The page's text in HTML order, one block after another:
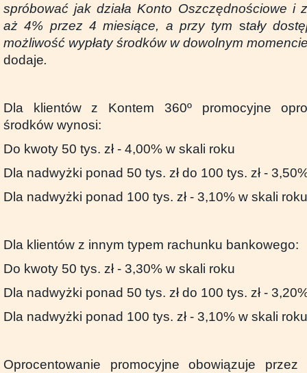
spróbować jak działa Konto Oszczędnościowe i
aż 4% przez 4 miesiące, a przy tym stały
możliwość wypłaty środków w dowolnym
dodaje.
Dla klientów z Kontem 360º promocyjne
środków wynosi:
Do kwoty 50 tys. zł - 4,00% w skali roku
Dla nadwyżki ponad 50 tys. zł do 100 tys. zł -
Dla nadwyżki ponad 100 tys. zł - 3,10% w skali roku
Dla klientów z innym typem rachunku bankowego:
Do kwoty 50 tys. zł - 3,30% w skali roku
Dla nadwyżki ponad 50 tys. zł do 100 tys. zł -
Dla nadwyżki ponad 100 tys. zł - 3,10% w skali roku
Oprocentowanie promocyjne obowiązuje